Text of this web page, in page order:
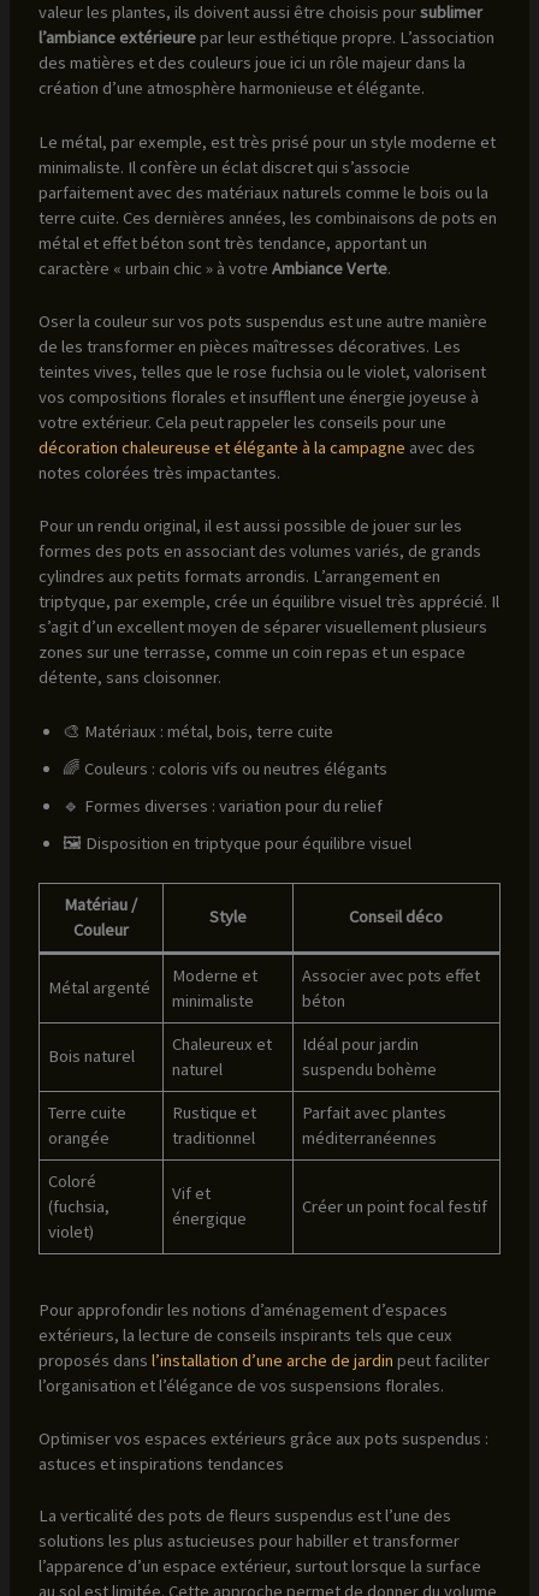
valeur les plantes, ils doivent aussi être choisis poursublimer
l’ambiance extérieurepar leur esthétique propre. L’association
des matières et des couleurs joue ici un rôle majeur dans la
création d’une atmosphère harmonieuse et élégante.
Le métal, par exemple, est très prisé pour un style moderne et
minimaliste. Il confère un éclat discret qui s’associe
parfaitement avec des matériaux naturels comme le bois ou la
terre cuite. Ces dernières années, les combinaisons de pots en
métal et effet béton sont très tendance, apportant un
caractère « urbain chic » à votre Ambiance Verte.
Oser la couleur sur vos pots suspendus est une autre manière
de les transformer en pièces maîtresses décoratives. Les
teintes vives, telles que le rose fuchsia ou le violet, valorisent
vos compositions florales et insufflent une énergie joyeuse à
votre extérieur. Cela peut rappeler les conseils pour une
décoration chaleureuse et élégante à la campagne avec des
notes colorées très impactantes.
Pour un rendu original, il est aussi possible de jouer sur les
formes des pots en associant des volumes variés, de grands
cylindres aux petits formats arrondis. L’arrangement en
triptyque, par exemple, crée un équilibre visuel très apprécié. Il
s’agit d’un excellent moyen de séparer visuellement plusieurs
zones sur une terrasse, comme un coin repas et un espace
détente, sans cloisonner.
🎨 Matériaux : métal, bois, terre cuite
🌈 Couleurs : coloris vifs ou neutres élégants
🔹 Formes diverses : variation pour du relief
🖼 Disposition en triptyque pour équilibre visuel
Matériau /
Couleur
Style Conseil déco
Métal argenté
Moderne et
minimaliste
Associer avec pots effet
béton
Bois naturel
Chaleureux et
naturel
Idéal pour jardin
suspendu bohème
Terre cuite
orangée
Rustique et
traditionnel
Parfait avec plantes
méditerranéennes
Coloré
(fuchsia,
violet)
Vif et
énergique
Créer un point focal festif
Pour approfondir les notions d’aménagement d’espaces
extérieurs, la lecture de conseils inspirants tels que ceux
proposés dans l’installation d’une arche de jardin peut faciliter
l’organisation et l’élégance de vos suspensions florales.
Optimiser vos espaces extérieurs grâce aux pots suspendus :
astuces et inspirations tendances
La verticalité des pots de fleurs suspendus est l’une des
solutions les plus astucieuses pour habiller et transformer
l’apparence d’un espace extérieur, surtout lorsque la surface
au sol est limitée. Cette approche permet de donner du volume